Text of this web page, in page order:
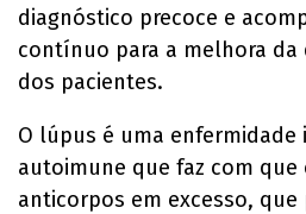
diagnóstico precoce e
contínuo para a melhora da
dos pacientes.
O lúpus é uma enfermidade
autoimune que faz com que
anticorpos em excesso, que